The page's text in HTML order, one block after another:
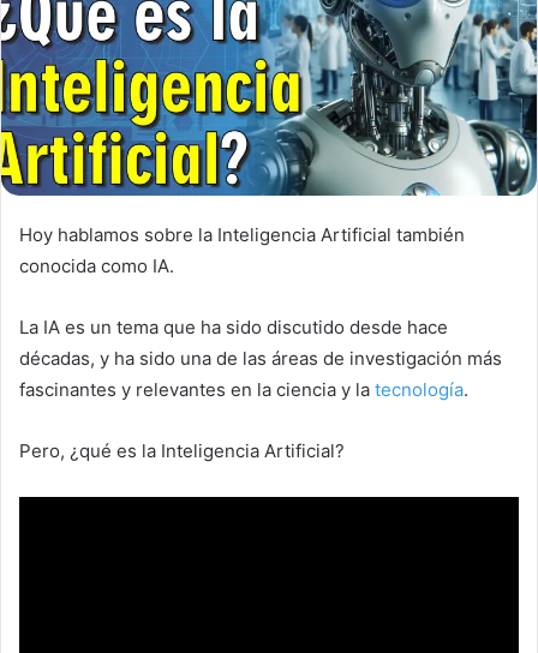
Hoy hablamos sobre la Inteligencia Artificial también
conocida como IA.
La IA es un tema que ha sido discutido desde hace
décadas, y ha sido una de las áreas de investigación más
fascinantes y relevantes en la ciencia y la tecnología.
Pero, ¿qué es la Inteligencia Artificial?